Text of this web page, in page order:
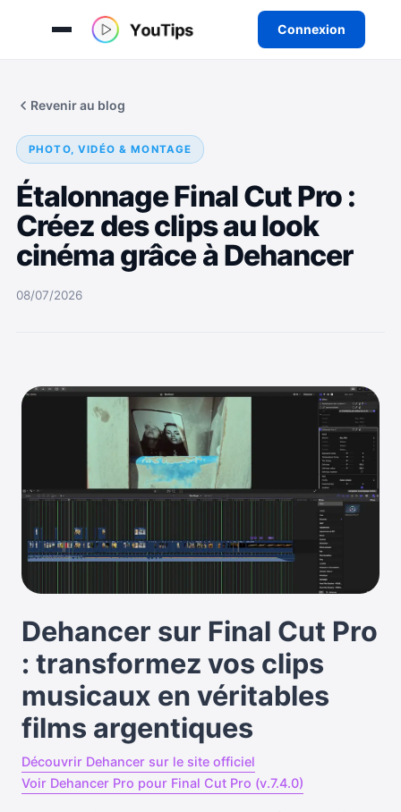
Connexion
Revenir au blog
PHOTO, VIDÉO & MONTAGE
Étalonnage Final Cut Pro :
Créez des clips au look
cinéma grâce à Dehancer
08/07/2026
Dehancer sur Final Cut Pro
: transformez vos clips
musicaux en véritables
films argentiques
Découvrir Dehancer sur le site officiel
Voir Dehancer Pro pour Final Cut Pro (v.7.4.0)